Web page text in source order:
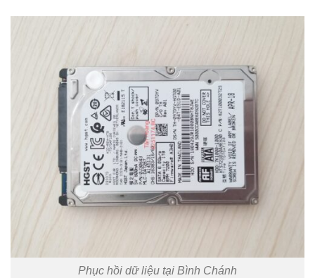
Phục hồi dữ liệu tại Bình Chánh